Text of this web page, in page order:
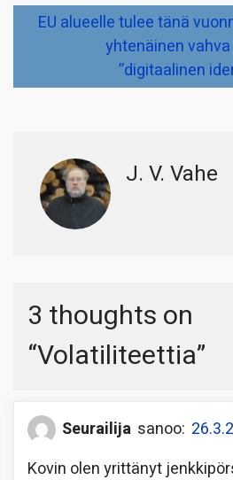
EU alueelle tulee tänä
yhtenäinen
”digitaalinen
J. V. Vahe
3 thoughts on
“Volatiliteettia”
Seurailija sanoo:
Kovin olen yrittänyt